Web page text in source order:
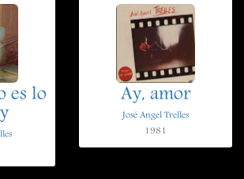
es lo
Ay, amor
José Angel Trelles
1981